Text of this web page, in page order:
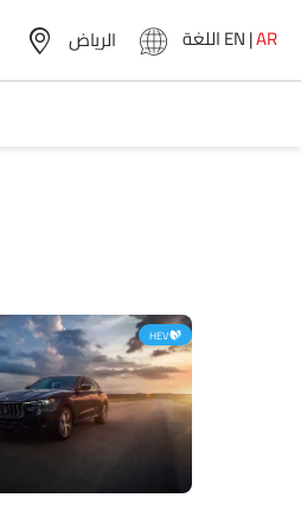
اللغةEN|AR
HEV